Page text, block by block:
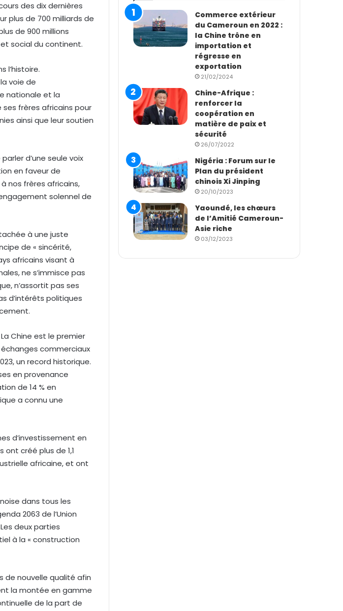
des dix dernières
plus de 700 milliards de
de 900 millions
social du continent.
l’histoire.
voie de
nationale et la
ses frères africains pour
ainsi que leur soutien
d’une seule voix
en faveur de
à nos frères africains,
solennel de
à une juste
de « sincérité,
africains visant à
ne s’immisce pas
n’assortit pas ses
d’intérêts politiques
Chine est le premier
commerciaux
un record historique.
en provenance
de 14 % en
a connu une
d’investissement en
créé plus de 1,1
africaine, et ont
dans tous les
2063 de l’Union
deux parties
à la « construction
de nouvelle qualité afin
la montée en gamme
de la part de
Commerce extérieur
du Cameroun en 2022 :
la Chine trône en
importation et
régresse en
exportation
21/02/2024
Chine-Afrique :
renforcer la
coopération en
matière de paix et
sécurité
26/07/2022
Nigéria : Forum sur le
Plan du président
chinois Xi Jinping
20/10/2023
Yaoundé, les chœurs
de l’Amitié Cameroun-
Asie riche
03/12/2023